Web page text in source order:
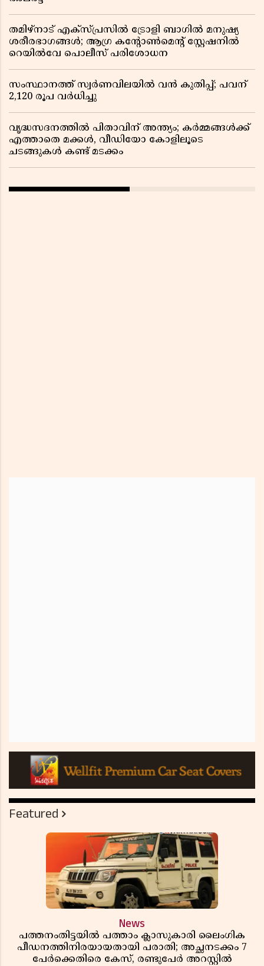
തമിഴ്‌നാട് എക്സ്പ്രസിൽ ട്രോളി ബാഗിൽ മനുഷ്യ
ശരീരഭാഗങ്ങൾ; ആഗ്ര കൻ്റോൺമെൻ്റ് സ്റ്റേഷനിൽ
റെയിൽവേ പൊലീസ് പരിശോധന
സംസ്ഥാനത്ത് സ്വര്‍ണവിലയില്‍ വന്‍ കുതിപ്പ്; പവന്
2,120 രൂപ വര്‍ധിച്ചു
വൃദ്ധസദനത്തിൽ പിതാവിന് അന്ത്യം; കർമ്മങ്ങൾക്ക്
എത്താതെ മക്കൾ, വീഡിയോ കോളിലൂടെ
ചടങ്ങുകൾ കണ്ട് മടക്കം
Featured
News
പത്തനംതിട്ടയിൽ പത്താം ക്ലാസുകാരി ലൈംഗിക
പീഡനത്തിനിരയായതായി പരാതി; അച്ഛനടക്കം 7
പേർക്കെതിരെ കേസ്, രണ്ടുപേർ അറസ്റ്റിൽ